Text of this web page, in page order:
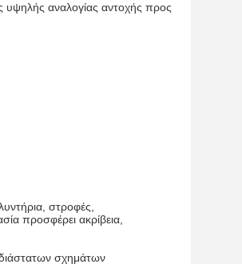
υψηλής αναλογίας αντοχής προς
στροφές,
προσφέρει ακρίβεια,
σχημάτων